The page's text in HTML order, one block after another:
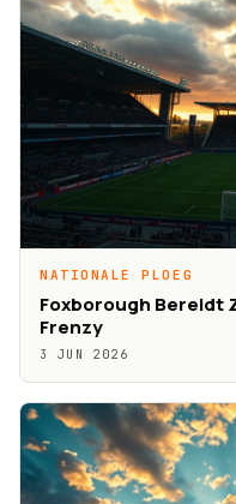
NATIONALE PLOEG
Foxborough Bereidt
Frenzy
3 JUN 2026